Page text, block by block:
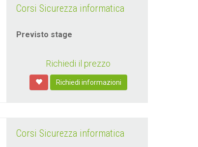
Corsi Sicurezza informatica
Previsto stage
Richiedi il prezzo
Richiedi informazioni
Corsi Sicurezza informatica